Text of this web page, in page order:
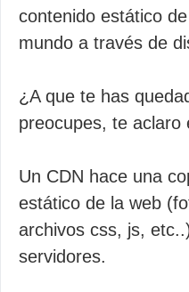
contenido estático
mundo a través de
¿A que te has
preocupes, te aclaro
Un CDN hace una
estático de la web
archivos css, js,
servidores.